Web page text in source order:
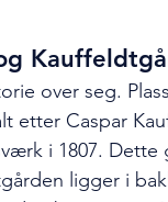
over seg.
etter Caspar
i 1807.
ligger i